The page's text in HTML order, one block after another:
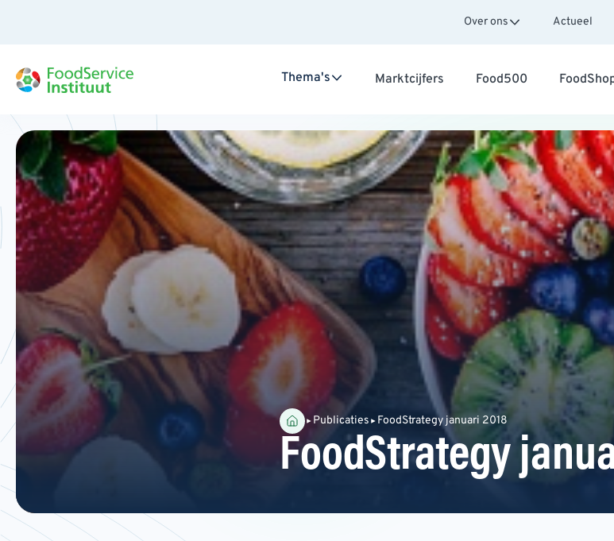
Over ons Actueel
Thema's Marktcijfers Food500
Publicaties FoodStrategy januari 2018
FoodStrategy